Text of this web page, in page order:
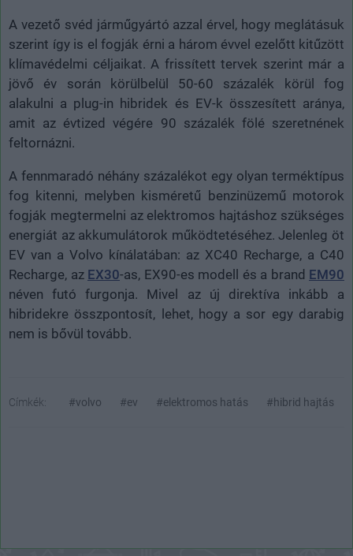
A vezető svéd járműgyártó azzal érvel, hogy meglátásuk
szerint így is el fogják érni a három évvel ezelőtt kitűzött
klímavédelmi céljaikat. A frissített tervek szerint már a
jövő év során körülbelül 50-60 százalék körül fog
alakulni a plug-in hibridek és EV-k összesített aránya,
amit az évtized végére 90 százalék fölé szeretnének
feltornázni.
A fennmaradó néhány százalékot egy olyan terméktípus
fog kitenni, melyben kisméretű benzinüzemű motorok
fogják megtermelni az elektromos hajtáshoz szükséges
energiát az akkumulátorok működtetéséhez. Jelenleg öt
EV van a Volvo kínálatában: az XC40 Recharge, a C40
Recharge, az EX30-as, EX90-es modell és a brand EM90
néven futó furgonja. Mivel az új direktíva inkább a
hibridekre összpontosít, lehet, hogy a sor egy darabig
nem is bővül tovább.
Címkék: #volvo #ev #elektromos hatás #hibrid hajtás